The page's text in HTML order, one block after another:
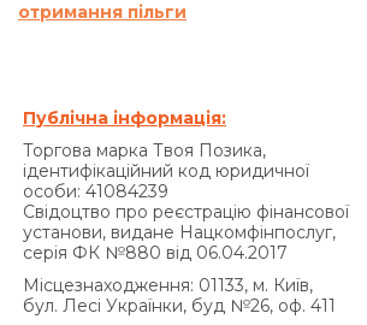
гривень 00 копійок.
порушення виконання
Договору, не може
суми Кредиту, одержаної
Кредитодавця за Договором, і
збільшена за домовленістю
За договором про надання
продукту «Кредит 4/6
отримання пільги
Публічна інформація:
Торгова марка Твоя Позика,
ідентифікаційний код юридичної
особи: 41084239
Свідоцтво про реєстрацію фінансової
установи, видане Нацкомфінпослуг,
серія ФК №880 від 06.04.2017
Місцезнаходження: 01133, м. Київ,
бул. Лесі Українки, буд №26, оф. 411